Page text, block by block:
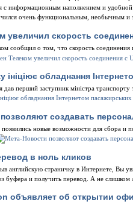
с информационным наполнением и
очень функциональным, необычным и
увеличил скорость
сообщил о том, что скорость
ініціює обладнання
дав перший заступник міністра транспорту
создавать
новые возможности для сбора и
в ноль кликов
английскую страничку в Интернете, Вы
буфера и получить перевод. А не слишком
объявляет об открытии